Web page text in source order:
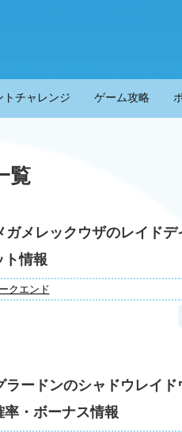
トチャレンジ ゲーム攻略
覧
ガメレックウザのレイド
ト情報
クエンド
ラードンのシャドウレイ
率・ボーナス情報